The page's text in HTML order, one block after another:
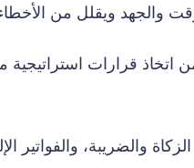
والجهد ويقلل من
اتخاذ قرارات استراتيجية
والضريبة، والفواتير